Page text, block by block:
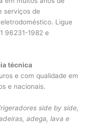
serviços de
Ligue
96231-1982 e
técnica
e com qualidade em
e nacionais.
side by side,
adega, lava e